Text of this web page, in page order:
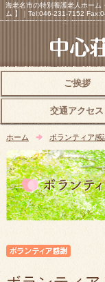
海老名市の特別養護老人ホーム
ム 】｜Tel:046-231-7152
ご挨拶
交通アクセス
ホーム ボランティア感